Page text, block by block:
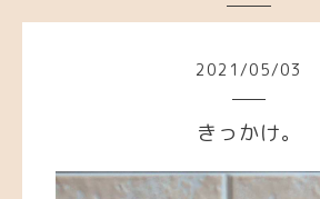
2021 /05/03
きっかけ。